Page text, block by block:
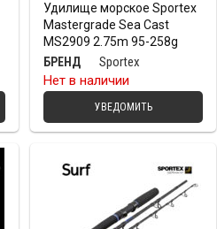
Удилище морское Sportex
Mastergrade Sea Cast
MS2909 2.75m 95-258g
БРЕНД
Sportex
Нет в наличии
УВЕДОМИТЬ